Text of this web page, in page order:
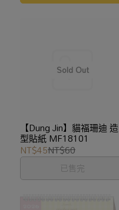
【Dung Jin】貓福珊迪 造
型貼紙 MF18101
NT$45NT$60
已售完